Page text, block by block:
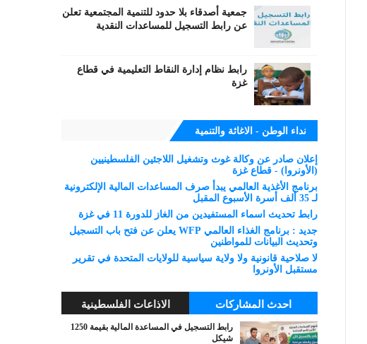
جمعية أصدقاء بلا حدود للتنمية المجتمعية تعلن
عن رابط التسجيل للمساعدات النقدية
رابط نظام إدارة النقاط التعليمية في قطاع
غزة
نداء الوطن - الاغاثة والتنمية
إعلان صادر عن وكالة غوث وتشغيل اللاجئين الفلسطينيين
(الأونروا) - قطاع غزة
برنامج الأغذية العالمي يبدأ صرف المساعدات المالية الإلكترونية
لـ 35 ألف أسرة الأسبوع المقبل
رابط تحديث اسماء المستفيدين من الغاز للدورة 11 في غزة
جديد : برنامج الغذاء العالمي WFP يعلن عن فتح باب التسجيل
وتحديث البيانات للمواطنين
لا صلاحية قانونية ولا ولاية سياسية للولايات المتحدة في تقرير
مستقبل الأونروا
احدث المشاركات الاذاعات الفلسطينية
رابط التسجيل في المساعدة المالية بقيمة 1250
شيكل